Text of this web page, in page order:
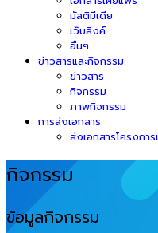
มัลติมีเดีย
เว็บลิงค์
อื่นๆ
ข่าวสารและกิจกรรม
ข่าวสาร
กิจกรรม
ภาพกิจกรรม
การส่งเอกสาร
ส่งเอกสารโครงการ
กิจกรรม
ข้อมูลกิจกรรม